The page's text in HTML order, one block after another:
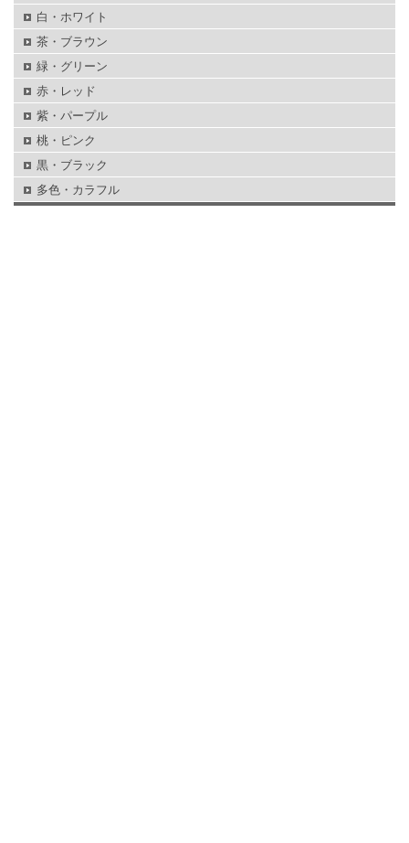
白・ホワイト
茶・ブラウン
緑・グリーン
赤・レッド
紫・パープル
桃・ピンク
黒・ブラック
多色・カラフル